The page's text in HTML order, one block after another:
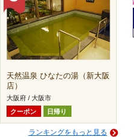
天然温泉 ひなたの湯（新大阪
店）
大阪府 / 大阪市
クーポン
日帰り
ランキングをもっと見る